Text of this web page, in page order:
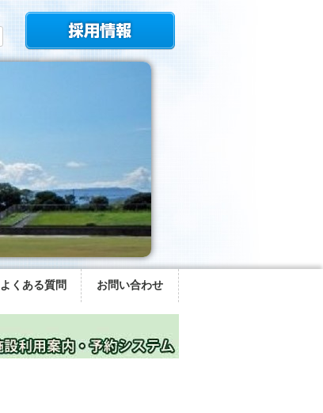
よくある質問 お問い合わせ